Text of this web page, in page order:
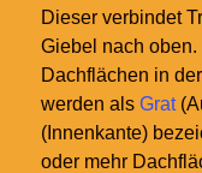
Dieser verbindet
Giebel nach
Dachflächen in
werden als Grat
(Innenkante)
oder mehr